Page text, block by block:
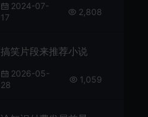
2024-07-
17
2,808
搞笑片段来推荐小说
2026-05-
28
1,059